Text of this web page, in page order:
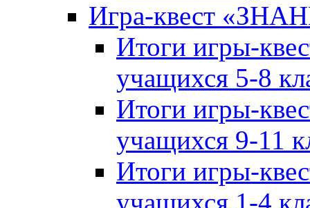
Игра-квест
Итоги игры-
учащихся 5-8
Итоги игры-
учащихся 9-11
Итоги игры-